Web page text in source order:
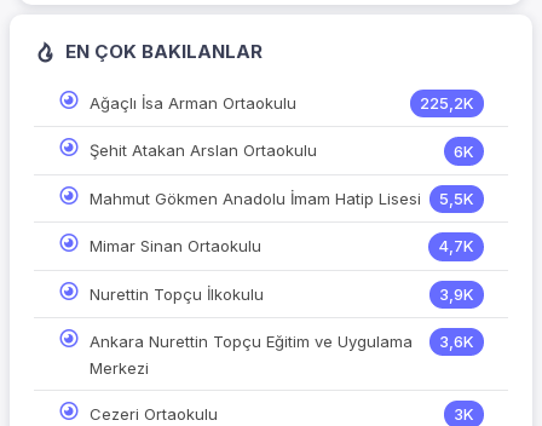
EN ÇOK BAKILANLAR
Ağaçlı İsa Arman Ortaokulu 225,2K
Şehit Atakan Arslan Ortaokulu 6K
Mahmut Gökmen Anadolu İmam Hatip Lisesi 5,5K
Mimar Sinan Ortaokulu 4,7K
Nurettin Topçu İlkokulu 3,9K
Ankara Nurettin Topçu Eğitim ve Uygulama
Merkezi
3,6K
Cezeri Ortaokulu 3K